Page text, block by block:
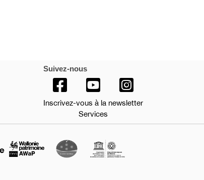
Suivez-nous
Inscrivez-vous à la newsletter
Services